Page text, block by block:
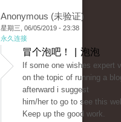
Anonymous (未验证)
星期三, 06/05/2019 - 23:38
永久连接
冒个泡吧！ | 泡泡
If some one wishes expert
on the topic of running a
afterward i suggest
him/her to go to see this
Keep up the good work.